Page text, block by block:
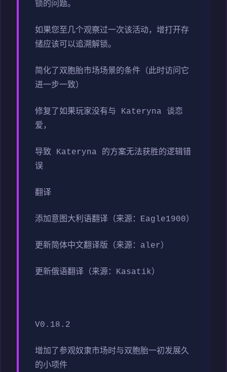
锁的问题。
如果您至几个观察过一次该活动，增打开存
储应该可以追溯解锁。
简化了双胞胎市场场景的条件（此时访问它
进一步一致）
修复了如果玩家没有与 Kateryna 谈恋
爱，
导致 Kateryna 的方案无法获胜的逻辑错
误
翻译
添加意图大利语翻译（来源：Eagle1900）
更新简体中文翻译版（来源：aler）
更新俄语翻译（来源：Kasatik）
V0.18.2
增加了参观奴隶市场时与双胞胎一初发展久
的小项件